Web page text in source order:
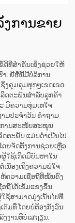
ການຂາຍ
ດີທີ່ສຳຄັນເຊິ່ງຊ່ວຍໃຫ້
າ. ຍີ່ຫໍ້ນີ້ມີບໍລິການ
ງຄຸມຄຸມທຸກໆເຂດເຂດ
ດຕະພັນສຳລັບລູກຄ້າ
ມີຄວາມທຸ່ມເທໃຈ
າມປະຈຳວັນ ຄຳຖາມ
. ການສະໜັບສະໜູນ
ຕະພັນ ແມ່ນດຳເນີນໄປ
ຍຈັດຕັ້ງການຊ່ວຍເຫຼືອ
ຜູ້ໃຊ້ເກີດມີບັນຫາໃນ
ເນື່ອງເຖິງຄວາມພໍໃຈ
ຫ້ຄວາມເຊື່ອຖືທີ່ໝັ້ນຄົງ
ຖືໄດ້ເຂັ້ມແຂງຂຶ້ນ.
ຊ້ສາມາດມຸ່ງເນັ້ນໄປທີ່
ຕັມທີ່ ໂດຍບໍ່ຕ້ອງກັງວົນ
ງານທີ່ບໍ່ເສຖຽນ.